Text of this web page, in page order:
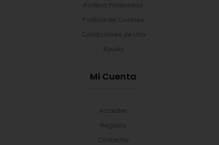
Política Privacidad
Política de Cookies
Condiciones de Uso
Ayuda
Mi Cuenta
Acceder
Registro
Contactar